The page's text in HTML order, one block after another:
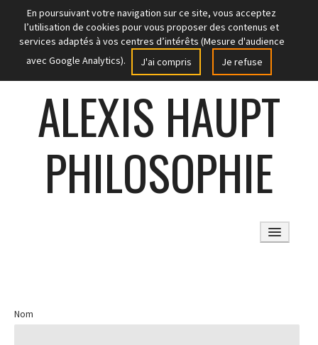
En poursuivant votre navigation sur ce site, vous acceptez
l’utilisation de cookies pour vous proposer des contenus et
services adaptés à vos centres d’intérêts (Mesure d'audience
avec Google Analytics).
J'ai compris Je refuse
ALEXIS HAUPT
PHILOSOPHIE
Nom